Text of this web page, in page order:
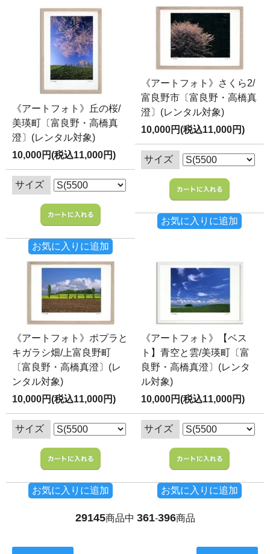
《アートフォト》丘の桜/
美瑛町〔富良野・高橋真
澄〕(レンタル対象)
10,000円(税込11,000円)
サイズ
お気に入りに追加
《アートフォト》さくら2/
富良野市〔富良野・高橋真
澄〕(レンタル対象)
10,000円(税込11,000円)
サイズ
お気に入りに追加
《アートフォト》ポプラと
キガラシ畑/上富良野町
〔富良野・高橋真澄〕(レ
ンタル対象)
10,000円(税込11,000円)
サイズ
お気に入りに追加
《アートフォト》【ベス
ト】青空と雲/美瑛町〔富
良野・高橋真澄〕(レンタ
ル対象)
10,000円(税込11,000円)
サイズ
お気に入りに追加
29145商品中 361-396商品